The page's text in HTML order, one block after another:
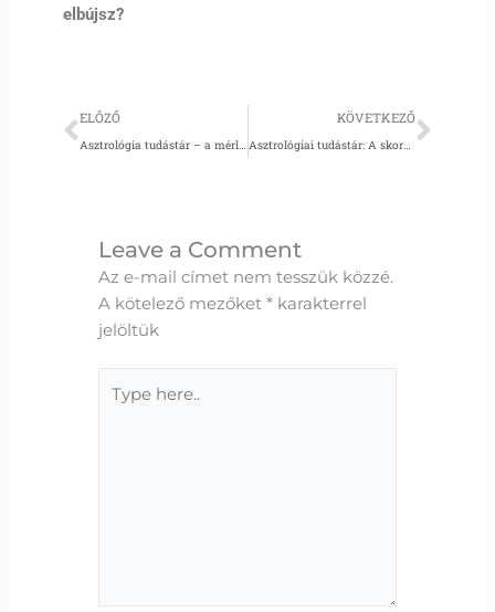
elbújsz?
Előző
ELŐZŐ
Asztrológia tudástár – a mérleg
KÖVETKEZŐ
Asztrológiai tudástár: A skorpió
Leave a Comment
Az e-mail címet nem tesszük közzé.
A kötelező mezőket *karakterrel
jelöltük
here..